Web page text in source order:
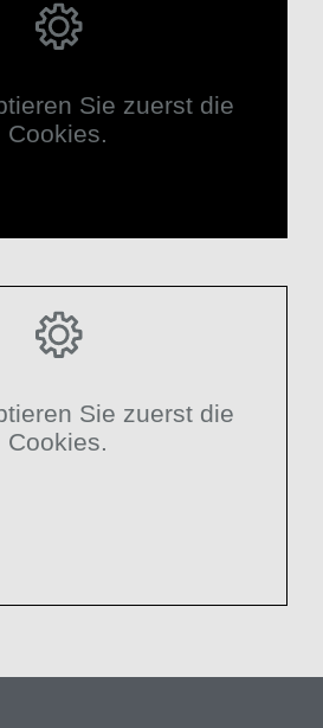
Sie zuerst die
Cookies.
Sie zuerst die
Cookies.